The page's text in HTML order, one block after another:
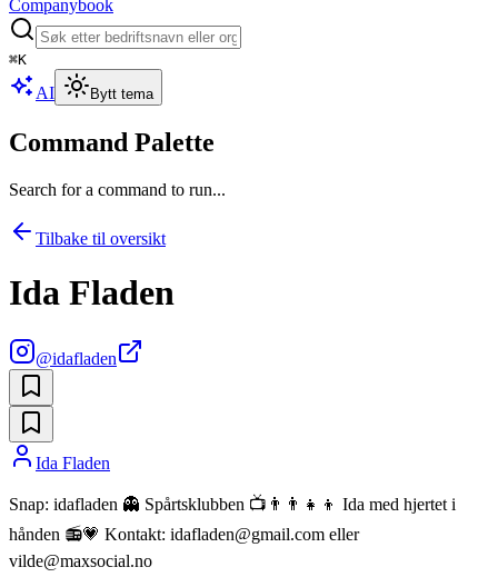
Companybook
⌘K
AI Bytt tema
Command Palette
Search for a command to run...
Tilbake til oversikt
Ida Fladen
@idafladen
Ida Fladen
Snap: idafladen 👻 Spårtsklubben 📺👨‍👨‍👧‍👦 Ida med hjertet i
hånden 📻💗 Kontakt: idafladen@gmail.com eller
vilde@maxsocial.no